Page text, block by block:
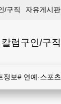
/구직 자유게시판
럼구인/구직
정보# 연예·스포츠